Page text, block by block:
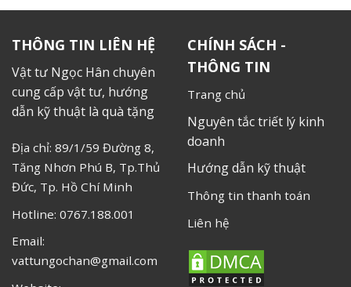
THÔNG TIN LIÊN HỆ
Vật tư Ngọc Hân chuyên
cung cấp vật tư, hướng
dẫn kỹ thuật là quà tặng
Địa chỉ: 89/1/59 Đường 8,
Tăng Nhơn Phú B, Tp.Thủ
Đức, Tp. Hồ Chí Minh
Hotline: 0767.188.001
Email:
vattungochan@gmail.com
CHÍNH SÁCH -
THÔNG TIN
Trang chủ
Nguyên tắc triết lý kinh
doanh
Hướng dẫn kỹ thuật
Thông tin thanh toán
Liên hệ